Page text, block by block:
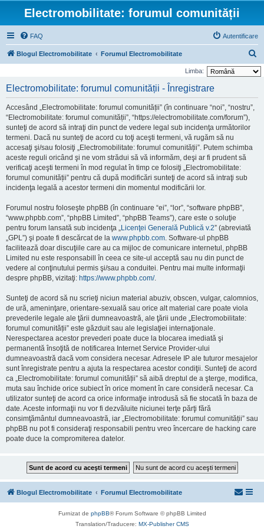
Electromobilitate: forumul comunității
FAQ Autentificare
Blogul Electromobilitate Forumul Electromobilitate
ă
Limba:
Electromobilitate: forumul comunității - Înregistrare
Accesând „Electromobilitate: forumul comunității” (în continuare “noi”, “nostru”,
“Electromobilitate: forumul comunității”, “https://electromobilitate.com/forum”),
sunteţi de acord să intraţi din punct de vedere legal sub incidenţa următorilor
termeni. Dacă nu sunteţi de acord cu toţi aceşti termeni, vă rugăm să nu
accesaţi şi/sau folosiţi „Electromobilitate: forumul comunității”. Putem schimba
aceste reguli oricând şi ne vom strădui să vă informăm, deşi ar fi prudent să
verificaţi aceşti termeni în mod regulat în timp ce folosiţi „Electromobilitate:
forumul comunității” pentru că după modificări sunteţi de acord să intraţi sub
incidenţa legală a acestor termeni din momentul modificării lor.
Forumul nostru foloseşte phpBB (în continuare “ei”, “lor”, “software phpBB”,
“www.phpbb.com”, “phpBB Limited”, “phpBB Teams”), care este o soluţie
pentru forum lansată sub incidenţa „Licenţei Generală Publică v.2” (abreviată
„GPL”) şi poate fi descărcat de la www.phpbb.com. Software-ul phpBB
facilitează doar discuţiile care au ca mijloc de comunicare internetul, phpBB
Limited nu este responsabill în ceea ce site-ul acceptă sau nu din punct de
vedere al conţinutului permis şi/sau a conduitei. Pentru mai multe informaţii
despre phpBB, vizitaţi: https://www.phpbb.com/.
Sunteţi de acord să nu scrieţi niciun material abuziv, obscen, vulgar, calomnios,
de ură, ameninţare, orientare-sexuală sau orice alt material care poate viola
prevederile legale ale ţării dumneavoastră, ale ţării unde „Electromobilitate:
forumul comunității” este găzduit sau ale legislaţiei internaţionale.
Nerespectarea acestor prevederi poate duce la blocarea imediată şi
permanentă însoţită de notificarea Internet Service Provider-ului
dumneavoastră dacă vom considera necesar. Adresele IP ale tuturor mesajelor
sunt înregistrate pentru a ajuta la respectarea acestor condiţii. Sunteţi de acord
ca „Electromobilitate: forumul comunității” să aibă dreptul de a şterge, modifica,
muta sau închide orice subiect în orice moment în care consideră necesar. Ca
utilizator sunteţi de acord ca orice informaţie introdusă să fie stocată în baza de
date. Aceste informaţii nu vor fi dezvăluite niciunei terţe părţi fără
consimţământul dumneavoastră, iar „Electromobilitate: forumul comunității” sau
phpBB nu pot fi consideraţi responsabili pentru vreo încercare de hacking care
poate duce la compromiterea datelor.
Blogul Electromobilitate Forumul Electromobilitate
Furnizat de phpBB® Forum Software © phpBB Limited
Translation/Traducere: MX-Publisher CMS